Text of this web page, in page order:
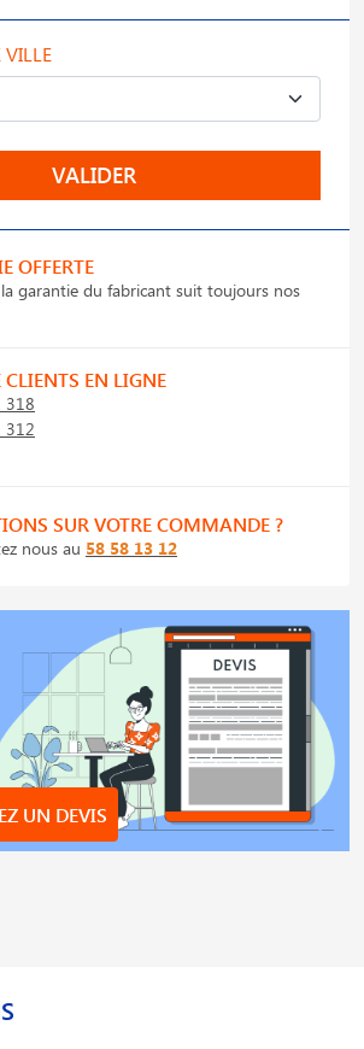
VILLE
VALIDER
OFFERTE
garantie du fabricant suit toujours nos
CLIENTS EN LIGNE
318
312
SUR VOTRE COMMANDE ?
nous au 58 58 13 12
UN DEVIS